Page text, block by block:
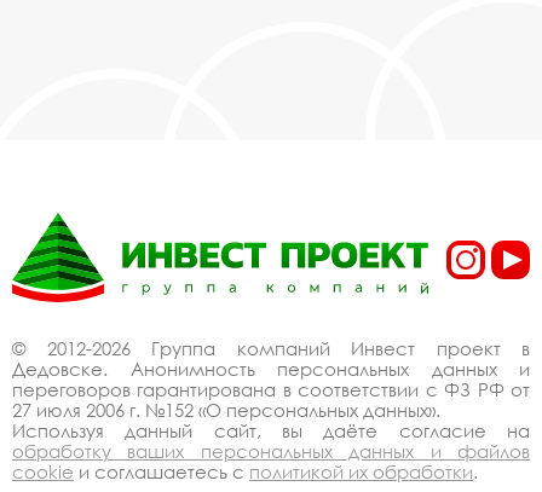
© 2012-2026 Группа компаний Инвест проект в
Дедовске. Анонимность персональных данных и
переговоров гарантирована в соответствии с ФЗ РФ от
27 июля 2006 г. №152 «О персональных данных».
Используя данный сайт, вы даёте согласие на
обработку ваших персональных данных и файлов
cookie и соглашаетесь с политикой их обработки.